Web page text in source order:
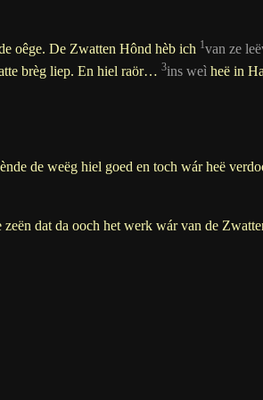
oêge. De Zwatten Hônd hèb ich 1van ze
brèg liep. En hiel raör… 3ins weì heë in
de weëg hiel goed en toch wár heë
zeën dat da ooch het werk wár van de